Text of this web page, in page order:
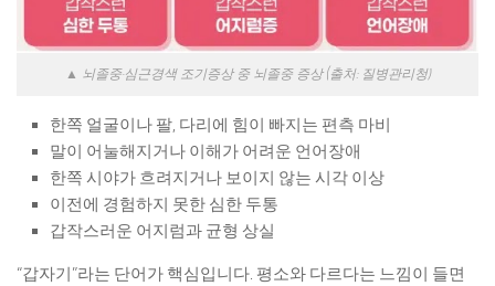
▲ 뇌졸중·심근경색 조기증상 중 뇌졸중 증상 (출처: 질병관리청)
한쪽 얼굴이나 팔, 다리에 힘이 빠지는 편측 마비
말이 어눌해지거나 이해가 어려운 언어장애
한쪽 시야가 흐려지거나 보이지 않는 시각 이상
이전에 경험하지 못한 심한 두통
갑작스러운 어지럼과 균형 상실
“갑자기”라는 단어가 핵심입니다. 평소와 다르다는 느낌이 들면